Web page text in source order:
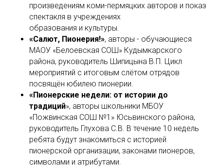
произведениям коми-пермяцких авторов и показ
спектакля в учреждениях
образования и культуры.
«Салют, Пионерия!», авторы - обучающиеся
МАОУ «Белоевская СОШ» Кудымкарского
района, руководитель Шипицына В.П. Цикл
мероприятий с итоговым слётом отрядов
посвящён юбилею пионерии.
«Пионерские недели: от истории до
традиций», авторы школьники МБОУ
«Пожвинская СОШ №1» Юсьвинского района,
руководитель Глухова С.В. В течение 10 недель
ребята будут знакомиться с историей
пионерской организации, законами пионеров,
символами и атрибутами.